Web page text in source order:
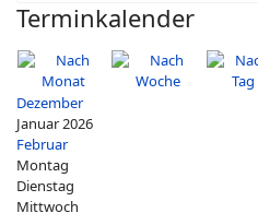
Terminkalender
Dezember
Januar 2026
Februar
Montag
Dienstag
Mittwoch